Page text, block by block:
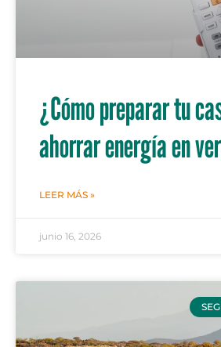
¿Cómo preparar tu
ahorrar energía en
LEER MÁS »
junio 16, 2026